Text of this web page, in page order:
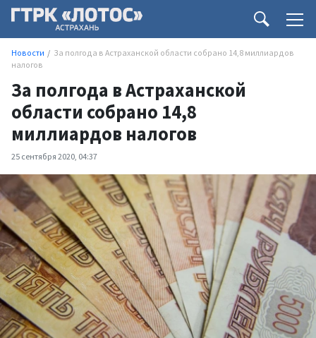
Новости
За полгода в Астраханской области собрано 14,8 миллиардов
налогов
За полгода в Астраханской
области собрано 14,8
миллиардов налогов
25 сентября 2020, 04:37